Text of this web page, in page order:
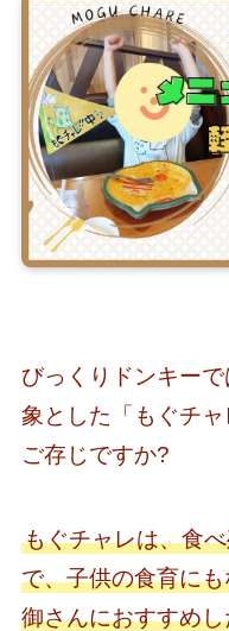
びっくりドンキー
象とした「もぐチ
ご存じですか?
もぐチャレは、食
で、子供の食育に
御さんにおすすめ